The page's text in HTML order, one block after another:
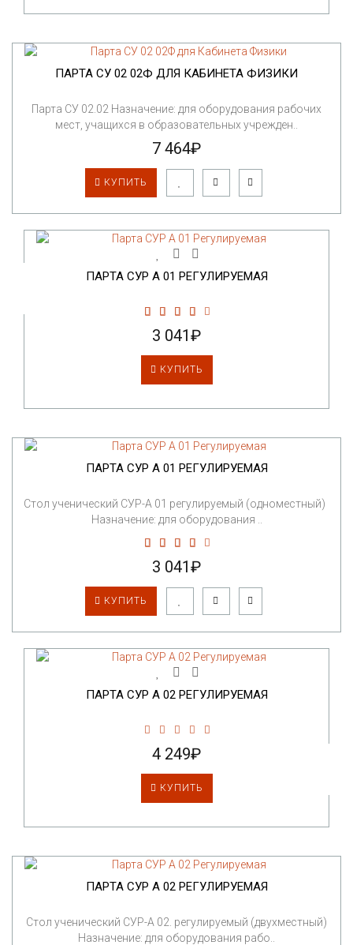
ПАРТА СУ 02 02Ф ДЛЯ КАБИНЕТА ФИЗИКИ
Парта СУ 02.02 Назначение: для оборудования рабочих
мест, учащихся в образовательных учрежден..
7 464₽
КУПИТЬ
ПАРТА СУР А 01 РЕГУЛИРУЕМАЯ
3 041₽
КУПИТЬ
ПАРТА СУР А 01 РЕГУЛИРУЕМАЯ
Стол ученический СУР-А 01 регулируемый (одноместный)
Назначение: для оборудования ..
3 041₽
КУПИТЬ
ПАРТА СУР А 02 РЕГУЛИРУЕМАЯ
4 249₽
КУПИТЬ
ПАРТА СУР А 02 РЕГУЛИРУЕМАЯ
Стол ученический СУР-А 02. регулируемый (двухместный)
Назначение: для оборудования рабо..